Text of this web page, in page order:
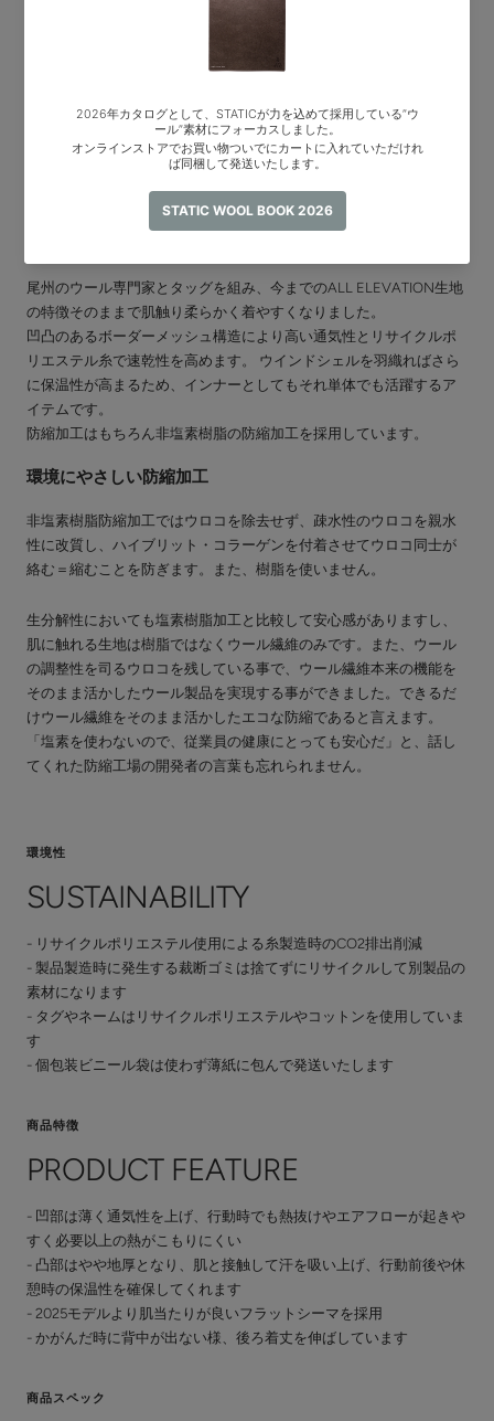
尾州で再構築したALL ELEVATION
尾州のウール専門家とタッグを組み、今までのALL ELEVATION生地
の特徴そのままで肌触り柔らかく着やすくなりました。
凹凸のあるボーダーメッシュ構造により高い通気性とリサイクルポ
リエステル糸で速乾性を高めます。 ウインドシェルを羽織ればさら
に保温性が高まるため、インナーとしてもそれ単体でも活躍するア
イテムです。
防縮加工はもちろん非塩素樹脂の防縮加工を採用しています。
環境にやさしい防縮加工
非塩素樹脂防縮加工ではウロコを除去せず、疎水性のウロコを親水
性に改質し、ハイブリット・コラーゲンを付着させてウロコ同士が
絡む＝縮むことを防ぎます。また、樹脂を使いません。
生分解性においても塩素樹脂加工と比較して安心感がありますし、
肌に触れる生地は樹脂ではなくウール繊維のみです。また、ウール
の調整性を司るウロコを残している事で、ウール繊維本来の機能を
そのまま活かしたウール製品を実現する事ができました。できるだ
けウール繊維をそのまま活かしたエコな防縮であると言えます。
「塩素を使わないので、従業員の健康にとっても安心だ」と、話し
てくれた防縮工場の開発者の言葉も忘れられません。
環境性
SUSTAINABILITY
- リサイクルポリエステル使用による糸製造時のCO2排出削減
- 製品製造時に発生する裁断ゴミは捨てずにリサイクルして別製品の
素材になります
- タグやネームはリサイクルポリエステルやコットンを使用していま
す
- 個包装ビニール袋は使わず薄紙に包んで発送いたします
商品特徴
PRODUCT FEATURE
- 凹部は薄く通気性を上げ、行動時でも熱抜けやエアフローが起きや
すく必要以上の熱がこもりにくい
- 凸部はやや地厚となり、肌と接触して汗を吸い上げ、行動前後や休
憩時の保温性を確保してくれます
- 2025モデルより肌当たりが良いフラットシーマを採用
- かがんだ時に背中が出ない様、後ろ着丈を伸ばしています
商品スペック